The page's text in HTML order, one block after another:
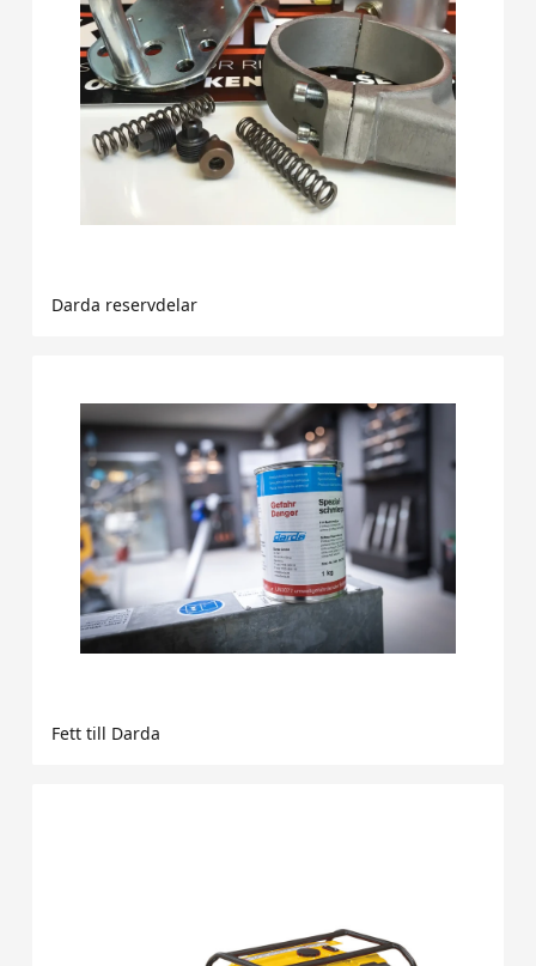
Darda reservdelar
Fett till Darda